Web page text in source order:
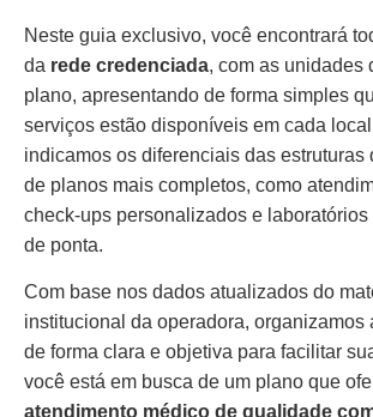
Neste guia exclusivo, você encontrará
da rede credenciada, com as unidades
plano, apresentando de forma simples
serviços estão disponíveis em cada
indicamos os diferenciais das estruturas
de planos mais completos, como
check-ups personalizados e
de ponta.
Com base nos dados atualizados do
institucional da operadora, organizamos
de forma clara e objetiva para facilitar
você está em busca de um plano que
atendimento médico de qualidade